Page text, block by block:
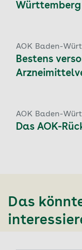
Württemberg
AOK Baden-
Bestens
AOK Baden-
Das AOK-
Das